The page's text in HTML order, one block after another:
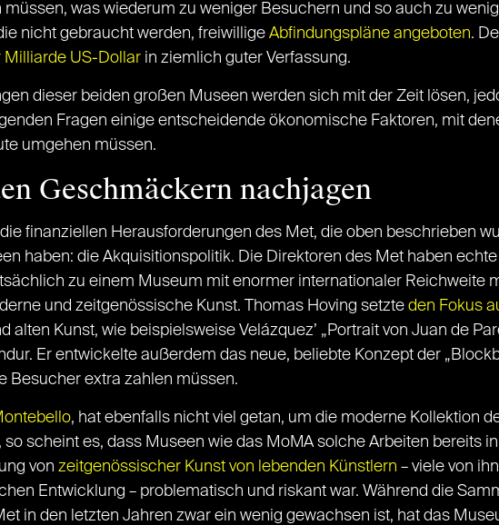
was wiederum zu weniger Besuchern und so auch zu
nicht gebraucht werden, freiwillige Abfindungspläne angeboten.
Milliarde US-Dollarin ziemlich guter Verfassung.
dieser beiden großen Museen werden sich mit der Zeit lösen,
Fragen einige entscheidende ökonomische Faktoren, mit
umgehen müssen.
Geschmäckern nachjagen
finanziellen Herausforderungen des Met, die oben beschrieben
haben: die Akquisitionspolitik. Die Direktoren des Met haben
zu einem Museum mit enormer internationaler Reichweite
und zeitgenössische Kunst. Thomas Hoving setzte den Fokus
alten Kunst, wie beispielsweise Velázquez’ „Portrait von Juan de
Er entwickelte außerdem das neue, beliebte Konzept der
Besucher extra zahlen müssen.
, hat ebenfalls nicht viel getan, um die moderne Kollektion
scheint es, dass Museen wie das MoMA solche Arbeiten bereits
von zeitgenössischer Kunst von lebenden Künstlern – viele von
Entwicklung – problematisch und riskant war. Während die
in den letzten Jahren zwar ein wenig gewachsen ist, hat das